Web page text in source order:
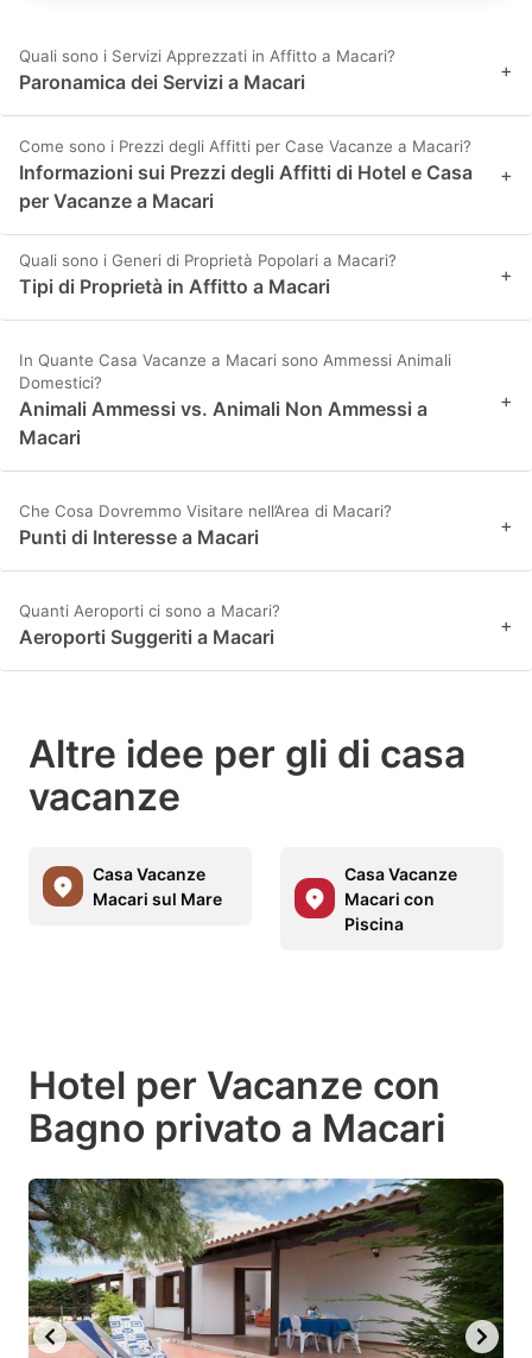
Quali sono i Servizi Apprezzati in Affitto a Macari?
Paronamica dei Servizi a Macari +
Come sono i Prezzi degli Affitti per Case Vacanze a Macari?
Informazioni sui Prezzi degli Affitti di Hotel e Casa
per Vacanze a Macari
+
Quali sono i Generi di Proprietà Popolari a Macari?
Tipi di Proprietà in Affitto a Macari +
In Quante Casa Vacanze a Macari sono Ammessi Animali
Domestici?
Animali Ammessi vs. Animali Non Ammessi a
Macari
+
Che Cosa Dovremmo Visitare nell’Area di Macari?
Punti di Interesse a Macari +
Quanti Aeroporti ci sono a Macari?
Aeroporti Suggeriti a Macari +
Altre idee per gli di casa
vacanze
Casa Vacanze
Macari sul Mare
Casa Vacanze
Macari con
Piscina
Hotel per Vacanze con
Bagno privato a Macari